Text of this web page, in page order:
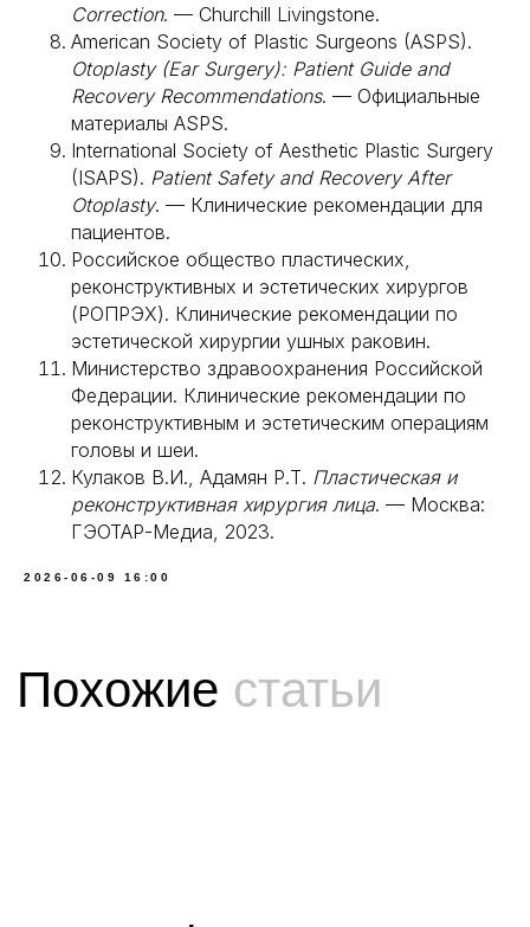
Correction. — Churchill Livingstone.
American Society of Plastic Surgeons (ASPS).
Otoplasty (Ear Surgery): Patient Guide and
Recovery Recommendations. — Официальные
материалы ASPS.
International Society of Aesthetic Plastic Surgery
(ISAPS). Patient Safety and Recovery After
Otoplasty. — Клинические рекомендации для
пациентов.
Российское общество пластических,
реконструктивных и эстетических хирургов
(РОПРЭХ). Клинические рекомендации по
эстетической хирургии ушных раковин.
Министерство здравоохранения Российской
Федерации. Клинические рекомендации по
реконструктивным и эстетическим операциям
головы и шеи.
Кулаков В.И., Адамян Р.Т. Пластическая и
реконструктивная хирургия лица. — Москва:
ГЭОТАР-Медиа, 2023.
2026-06-09 16:00
Работы до и после
О клинике
Контакты
Отзывы
Полезная информация
Юридическая информация
Политика обработки персональных данных
ООО «ММХЦ «Основа Силуэта»
ИНН / КПП 7726396010 / 772601001
Лицензия № Л017-01137-77/00146558 от 24.07.2025 г.
Лицензия № Л041-01137-77/00344501 от 22.07.2025 г.